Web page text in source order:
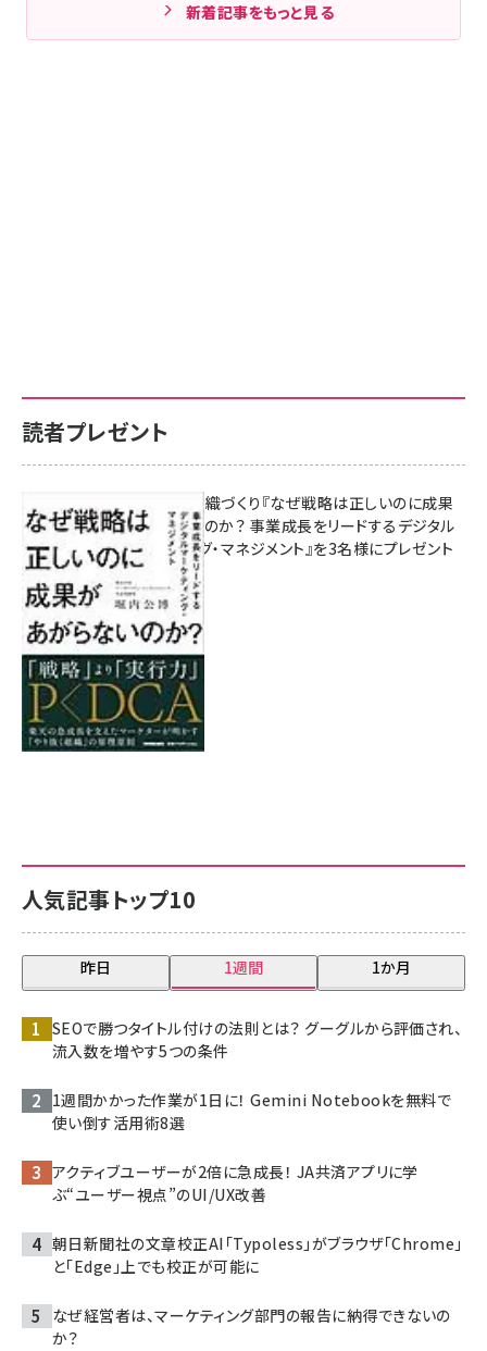
新着記事をもっと見る
人気記事トップ10
昨日 1週間 1か月
SEOで勝つタイトル付けの法則とは？ グーグルから評価され、
流入数を増やす5つの条件
1週間かかった作業が1日に！ Gemini Notebookを無料で
使い倒す活用術8選
アクティブユーザーが2倍に急成長！ JA共済アプリに学
ぶ“ユーザー視点”のUI/UX改善
朝日新聞社の文章校正AI「Typoless」がブラウザ「Chrome」
と「Edge」上でも校正が可能に
なぜ経営者は、マーケティング部門の報告に納得できないの
か？
読者プレゼント
成果を生む組織づくり『なぜ戦略は正しいのに成果
があがらないのか？ 事業成長をリードするデジタル
マーケティング・マネジメント』を3名様にプレゼント
8月7日 10:00